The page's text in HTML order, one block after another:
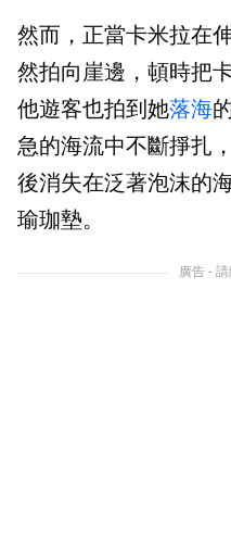
然而，正當卡米拉在
然拍向崖邊，頓時把
他遊客也拍到她落海
急的海流中不斷掙扎
後消失在泛著泡沫的
瑜珈墊。
廣告 -